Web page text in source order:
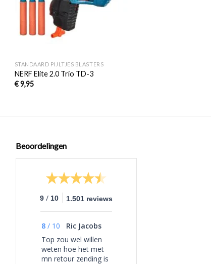
STANDAARD PIJLTJES BLASTERS
NERF Elite 2.0 Trio TD-3
€9,95
Beoordelingen
9 / 10 1.501 reviews
8 / 10
Ric Jacobs
Top zou wel willen
weten hoe het met
mn retour zending is